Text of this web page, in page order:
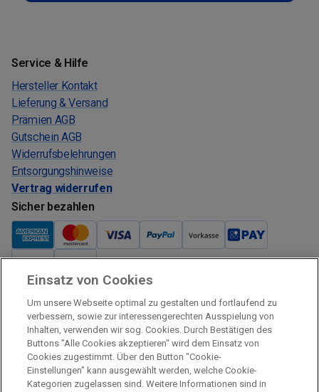
Service & Hilfe
Hersteller Kontakt
Lieferung & Versand
Prämien AGB
Gutschein AGB
Widerrufsbelehrungen
Entsorgungshinweise
Vertrag widerrufen
Sicher bezahlen
Verkauf und Versand
Kostenloser Versand:
Verkauf und Versand durch:
Verkauf Gutscheine durch:
Sicher einkaufen
Einsatz von Cookies
Um unsere Webseite optimal zu gestalten und fortlaufend zu
verbessern, sowie zur interessengerechten Ausspielung von
Inhalten, verwenden wir sog. Cookies. Durch Bestätigen des
Buttons "Alle Cookies akzeptieren" wird dem Einsatz von
Cookies zugestimmt. Über den Button "Cookie-
Einstellungen" kann ausgewählt werden, welche Cookie-
Kategorien zugelassen sind. Weitere Informationen sind in